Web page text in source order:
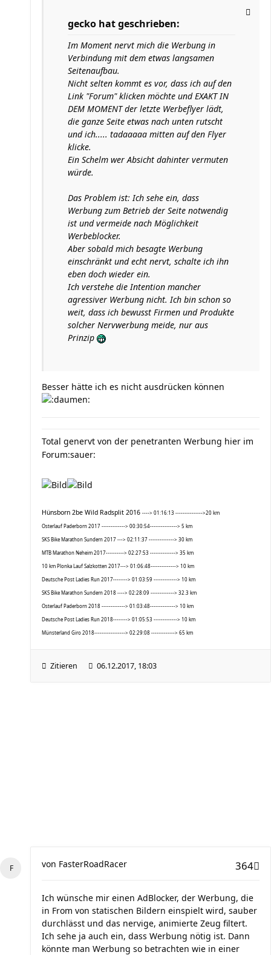
gecko hat geschrieben:
Im Moment nervt mich die Werbung in
Verbindung mit dem etwas langsamen
Seitenaufbau.
Nicht selten kommt es vor, dass ich auf den
Link "Forum" klicken möchte und EXAKT IN
DEM MOMENT der letzte Werbeflyer lädt,
die ganze Seite etwas nach unten rutscht
und ich..... tadaaaaa mitten auf den Flyer
klicke.
Ein Schelm wer Absicht dahinter vermuten
würde.
Das Problem ist: Ich sehe ein, dass
Werbung zum Betrieb der Seite notwendig
ist und vermeide nach Möglichkeit
Werbeblocker.
Aber sobald mich besagte Werbung
einschränkt und echt nervt, schalte ich ihn
eben doch wieder ein.
Ich verstehe die Intention mancher
agressiver Werbung nicht. Ich bin schon so
weit, dass ich bewusst Firmen und Produkte
solcher Nervwerbung meide, nur aus
Prinzip
Besser hätte ich es nicht ausdrücken können
Total genervt von der penetranten Werbung hier im
Forum:sauer:
Hünsborn 2be Wild Radsplit 2016 ----> 01:16:13 --------------->20 km
Osterlauf Paderborn 2017 -------------> 00:30:54---------------> 5 km
SKS Bike Marathon Sundern 2017 ---> 02:11:37 --------------> 30 km
MTB Marathon Neheim 2017----------> 02:27:53 --------------> 35 km
10 km Plonka Lauf Salzkotten 2017---> 01:06:48--------------> 10 km
Deutsche Post Ladies Run 2017--------> 01:03:59 -------------> 10 km
SKS Bike Marathon Sundern 2018 ----> 02:28:09 -------------> 32.3 km
Osterlauf Paderborn 2018 -------------> 01:03:48--------------> 10 km
Deutsche Post Ladies Run 2018--------> 01:05:53 -------------> 10 km
Münsterland Giro 2018-----------------> 02:29:08 -------------> 65 km
Zitieren 06.12.2017, 18:03
364
von FasterRoadRacer
Ich wünsche mir einen AdBlocker, der Werbung, die
in From von statischen Bildern einspielt wird, sauber
durchlässt und das nervige, animierte Zeug filtert.
Ich sehe ja auch ein, dass Werbung nötig ist. Dann
könnte man Werbung so betrachten wie in einer